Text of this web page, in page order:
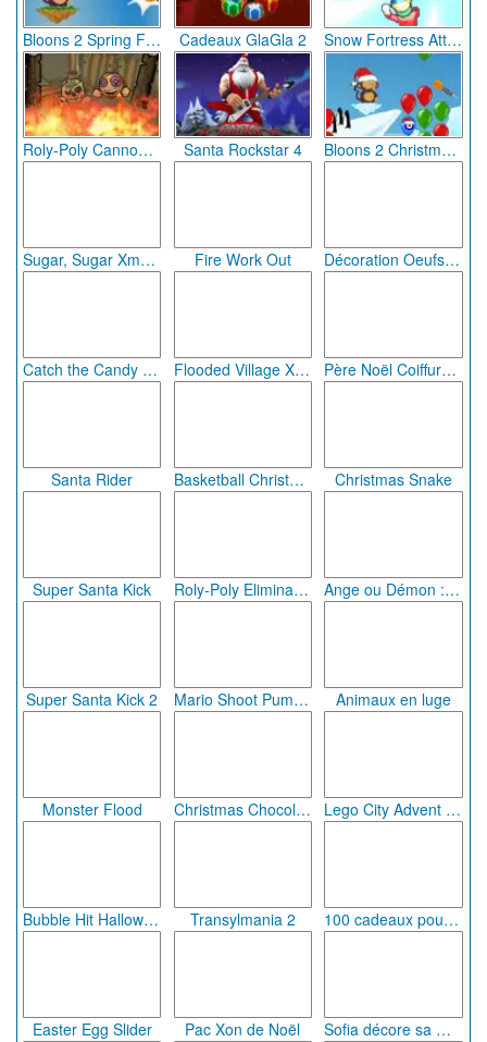
Bloons 2 Spring Fling Cadeaux GlaGla 2 Snow Fortress Attack
Roly-Poly Cannon : Bloody Monsters (pack 1) Santa Rockstar 4 Bloons 2 Christmas Pack
Sugar, Sugar Xmas special Fire Work Out Décoration Oeufs de Pâques
Catch the Candy Halloween Flooded Village Xmas Eve Père Noël Coiffure tendance 2
Santa Rider Basketball Christmas Christmas Snake
Super Santa Kick Roly-Poly Eliminator 2 Ange ou Démon : Différences de Noël
Super Santa Kick 2 Mario Shoot Pumpkin Animaux en luge
Monster Flood Christmas Chocolate Cookies Lego City Advent Calendar
Bubble Hit Halloween Transylmania 2 100 cadeaux pour Noël
Easter Egg Slider Pac Xon de Noël Sofia décore sa maison pour nouvel an